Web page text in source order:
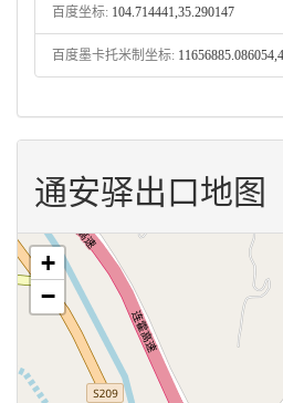
百度坐标: 104.714441,35.290147
百度墨卡托米制坐标:
通安驿出口地图
+
−